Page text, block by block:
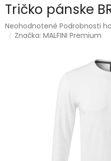
Tričko pánske
Priemerné
hodnotenie
Neohodnotené Podrobnosti
Značka:MALFINI Premium